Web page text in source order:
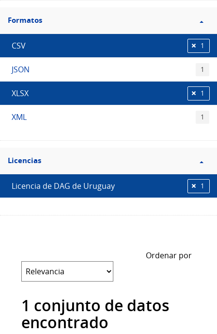
Filtro
Formatos
Formatos
CSV 1
JSON 1
XLSX 1
XML 1
Filtro
Licencias
Licencias
Licencia de DAG de Uruguay 1
Ordenar por
1 conjunto de datos
encontrado